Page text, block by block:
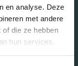
en analyse. Deze
met andere
die ze hebben
hun services.
(2.49%)